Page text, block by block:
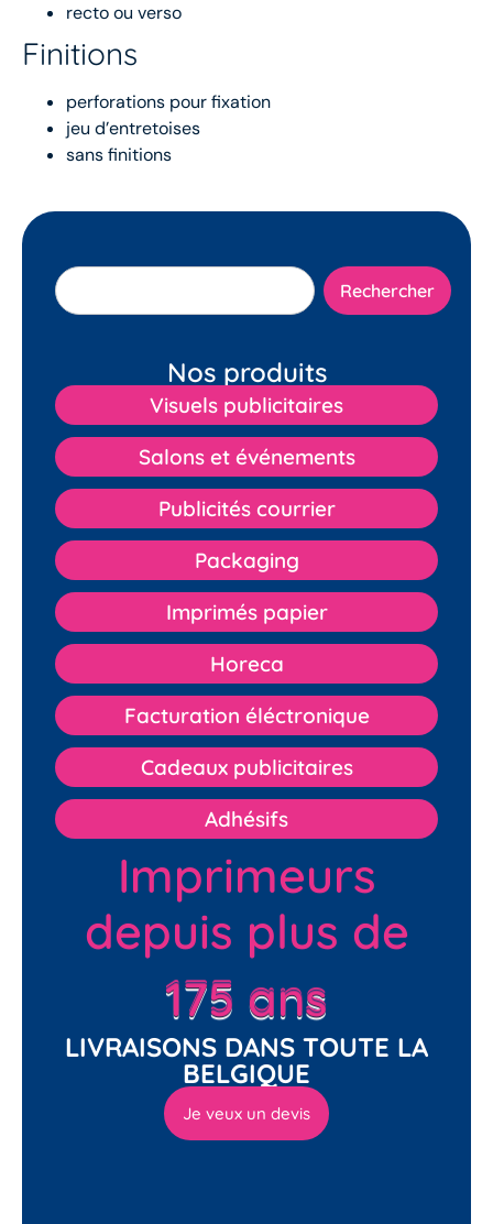
recto ou verso
Finitions
perforations pour fixation
jeu d’entretoises
sans finitions
Rechercher
Nos produits
Visuels publicitaires
Salons et événements
Publicités courrier
Packaging
Imprimés papier
Horeca
Facturation éléctronique
Cadeaux publicitaires
Adhésifs
Imprimeurs
depuis plus de
175 ans
LIVRAISONS DANS TOUTE LA
BELGIQUE
Je veux un devis